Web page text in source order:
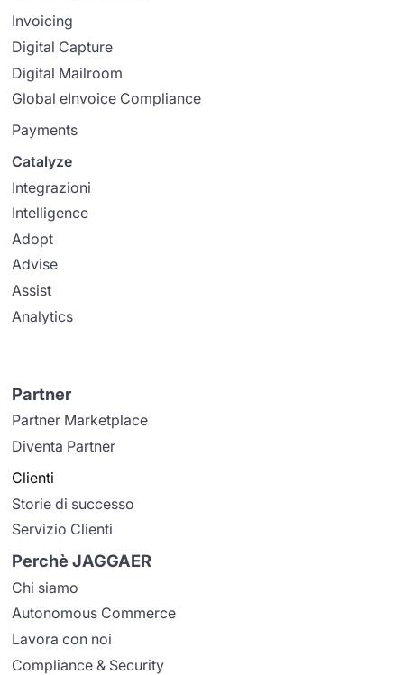
Invoicing
Digital Capture
Digital Mailroom
Global eInvoice Compliance
Payments
Catalyze
Integrazioni
Intelligence
Adopt
Advise
Assist
Analytics
Partner
Partner Marketplace
Diventa Partner
Clienti
Storie di successo
Servizio Clienti
Perchè JAGGAER
Chi siamo
Autonomous Commerce
Lavora con noi
Compliance & Security